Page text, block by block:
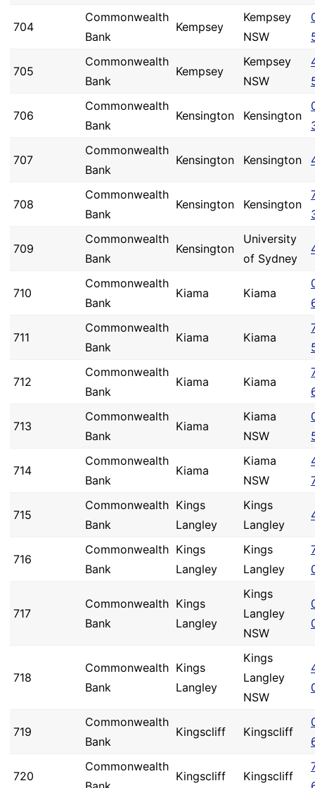
704
Commonwealth
Bank
Kempsey
Kempsey
NSW
705
Commonwealth
Bank
Kempsey
Kempsey
NSW
706
Commonwealth
Bank
Kensington Kensington
707
Commonwealth
Bank
Kensington Kensington
708
Commonwealth
Bank
Kensington Kensington
709
Commonwealth
Bank
Kensington
University
of Sydney
710
Commonwealth
Bank
Kiama Kiama
711
Commonwealth
Bank
Kiama Kiama
712
Commonwealth
Bank
Kiama Kiama
713
Commonwealth
Bank
Kiama
Kiama
NSW
714
Commonwealth
Bank
Kiama
Kiama
NSW
715
Commonwealth
Bank
Kings
Langley
Kings
Langley
716
Commonwealth
Bank
Kings
Langley
Kings
Langley
717
Commonwealth
Bank
Kings
Langley
Kings
Langley
NSW
718
Commonwealth
Bank
Kings
Langley
Kings
Langley
NSW
719
Commonwealth
Bank
Kingscliff Kingscliff
720
Commonwealth
Kingscliff Kingscliff